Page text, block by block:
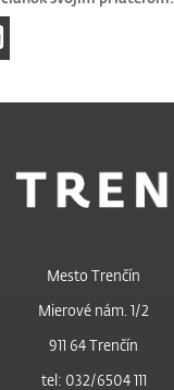
Mesto Trenčín
Mierové nám. 1/2
911 64 Trenčín
tel: 032/6504 111